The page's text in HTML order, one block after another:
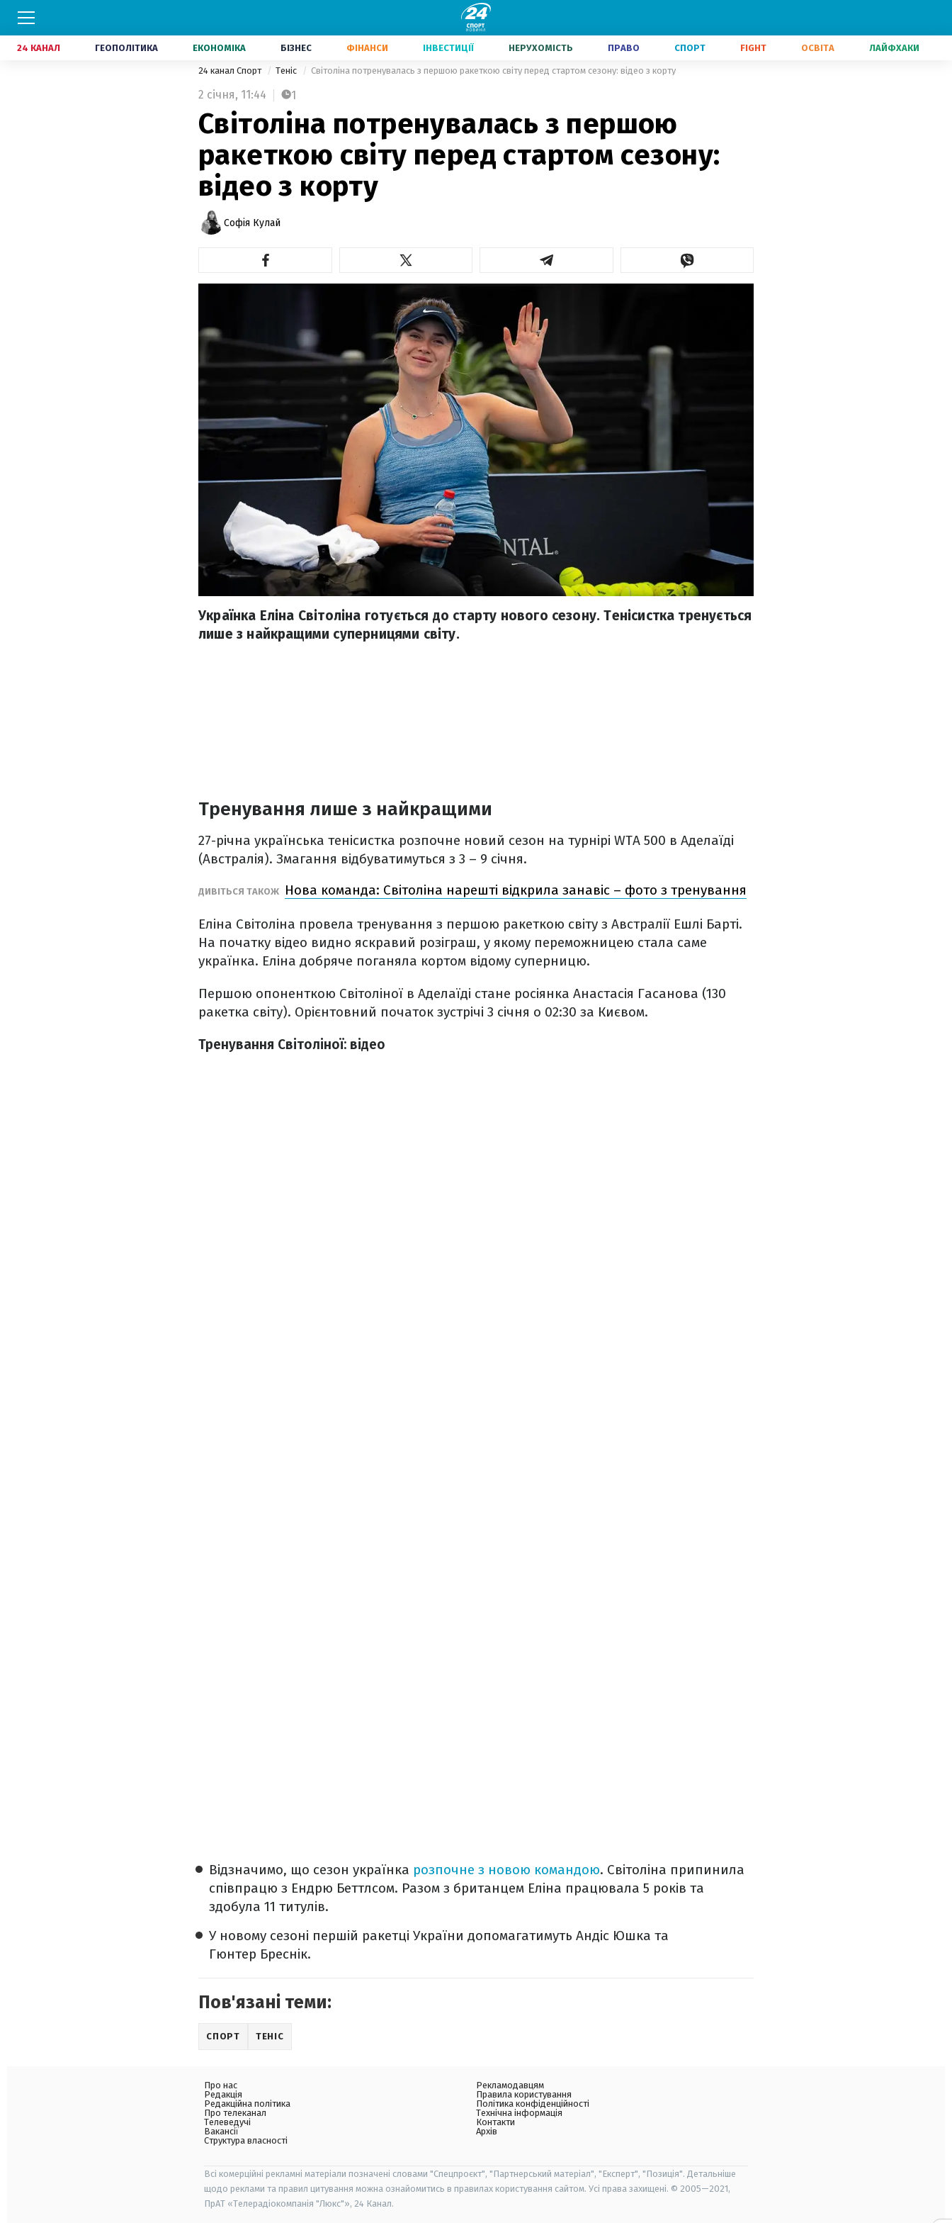
24 КАНАЛ ГЕОПОЛІТИКА ЕКОНОМІКА БІЗНЕС ФІНАНСИ ІНВЕСТИЦІЇ НЕРУХОМІСТЬ ПРАВО СПОРТ FIGHT ОСВІТА ЛАЙФХАКИ
24 канал Спорт Теніс Світоліна потренувалась з першою ракеткою світу перед стартом сезону: відео з корту
2 січня, 11:44 1
Світоліна потренувалась з першою
ракеткою світу перед стартом сезону:
відео з корту
Софія Кулай
Українка Еліна Світоліна готується до старту нового сезону. Тенісистка тренується
лише з найкращими суперницями світу.
Тренування лише з найкращими
27-річна українська тенісистка розпочне новий сезон на турнірі WTA 500 в Аделаїді
(Австралія). Змагання відбуватимуться з 3 – 9 січня.
ДИВІТЬСЯ ТАКОЖ Нова команда: Світоліна нарешті відкрила занавіс – фото з тренування
Еліна Світоліна провела тренування з першою ракеткою світу з Австралії Ешлі Барті.
На початку відео видно яскравий розіграш, у якому переможницею стала саме
українка. Еліна добряче поганяла кортом відому суперницю.
Першою опоненткою Світоліної в Аделаїді стане росіянка Анастасія Гасанова (130
ракетка світу). Орієнтовний початок зустрічі 3 січня о 02:30 за Києвом.
Тренування Світоліної: відео
Відзначимо, що сезон українка розпочне з новою командою. Світоліна припинила
співпрацю з Ендрю Беттлсом. Разом з британцем Еліна працювала 5 років та
здобула 11 титулів.
У новому сезоні першій ракетці України допомагатимуть Андіс Юшка та
Гюнтер Бреснік.
Пов'язані теми:
СПОРТ ТЕНІС
Про нас
Редакція
Редакційна політика
Про телеканал
Телеведучі
Вакансії
Структура власності
Рекламодавцям
Правила користування
Політика конфіденційності
Технічна інформація
Контакти
Архів
Всі комерційні рекламні матеріали позначені словами "Спецпроєкт", "Партнерський матеріал", "Експерт", "Позиція". Детальніше
щодо реклами та правил цитування можна ознайомитись в правилах користування сайтом. Усі права захищені. © 2005—2021,
ПрАТ «Телерадіокомпанія "Люкс"», 24 Канал.